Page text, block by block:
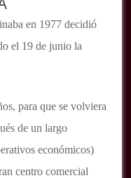
en 1977 decidió
el 19 de junio la
para que se volviera
de un largo
económicos)
centro comercial